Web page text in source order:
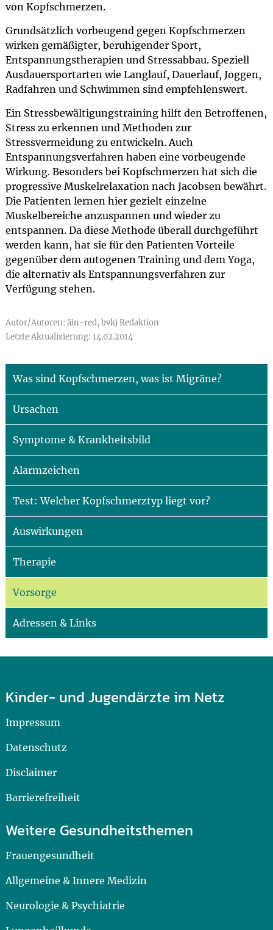
von Kopfschmerzen.
Grundsätzlich vorbeugend gegen Kopfschmerzen
wirken gemäßigter, beruhigender Sport,
Entspannungstherapien und Stressabbau. Speziell
Ausdauersportarten wie Langlauf, Dauerlauf, Joggen,
Radfahren und Schwimmen sind empfehlenswert.
Ein Stressbewältigungstraining hilft den Betroffenen,
Stress zu erkennen und Methoden zur
Stressvermeidung zu entwickeln. Auch
Entspannungsverfahren haben eine vorbeugende
Wirkung. Besonders bei Kopfschmerzen hat sich die
progressive Muskelrelaxation nach Jacobsen bewährt.
Die Patienten lernen hier gezielt einzelne
Muskelbereiche anzuspannen und wieder zu
entspannen. Da diese Methode überall durchgeführt
werden kann, hat sie für den Patienten Vorteile
gegenüber dem autogenen Training und dem Yoga,
die alternativ als Entspannungsverfahren zur
Verfügung stehen.
Autor/Autoren: äin-red, bvkj Redaktion
Letzte Aktualisierung: 14.02.2014
Was sind Kopfschmerzen, was ist Migräne?
Ursachen
Symptome & Krankheitsbild
Alarmzeichen
Test: Welcher Kopfschmerztyp liegt vor?
Auswirkungen
Therapie
Vorsorge
Adressen & Links
Kinder- und Jugendärzte im Netz
Impressum
Datenschutz
Disclaimer
Barrierefreiheit
Weitere Gesundheitsthemen
Frauengesundheit
Allgemeine & Innere Medizin
Neurologie & Psychiatrie